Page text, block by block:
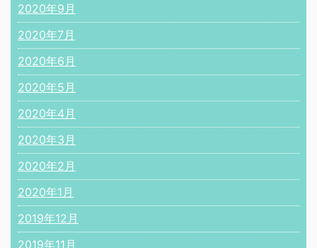
2020年9月
2020年7月
2020年6月
2020年5月
2020年4月
2020年3月
2020年2月
2020年1月
2019年12月
2019年11月